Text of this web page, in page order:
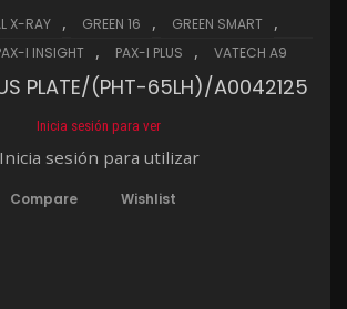
X-RAY , GREEN 16 , GREEN SMART ,
I INSIGHT , PAX-I PLUS , VATECH A9
PLATE/(PHT-65LH)/A0042125
Inicia sesión para ver
Inicia sesión para utilizar
Compare Wishlist